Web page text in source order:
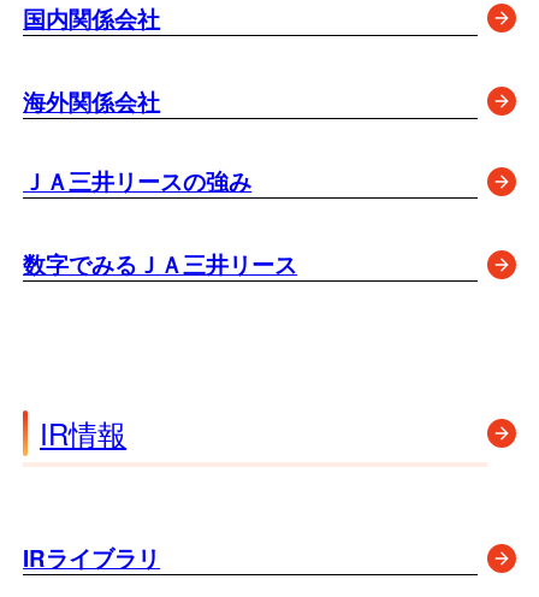
国内関係会社
海外関係会社
ＪＡ三井リースの強み
数字でみるＪＡ三井リース
IR情報
IRライブラリ